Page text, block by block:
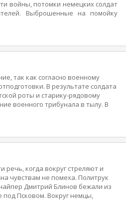
войны, потомки немецких солдат
Выброшенные на помойку
вернуться домой. Но судьба
остров прибывает офицер НКВД,
определить в детские дома.
проект Веры Глаголевой.
так как согласно военному
В результате солдата
роты и старику-рядовому
военного трибунала в тылу. В
группа немцев. Так что
и вместе защитить
речь, когда вокруг стреляют и
чувствам не помеха. Политрук
Дмитрий Блинов бежали из
под Псковом. Вокруг немцы,